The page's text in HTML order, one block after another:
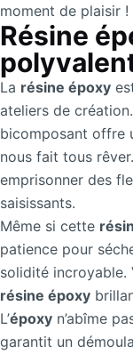
moment de plaisir !
Résine
La résine époxy
ateliers de
bicomposant offre
nous fait tous
emprisonner des
saisissants.
Même si cette
patience pour
solidité incroyable.
résine époxy
L’époxy n’abîme
garantit un